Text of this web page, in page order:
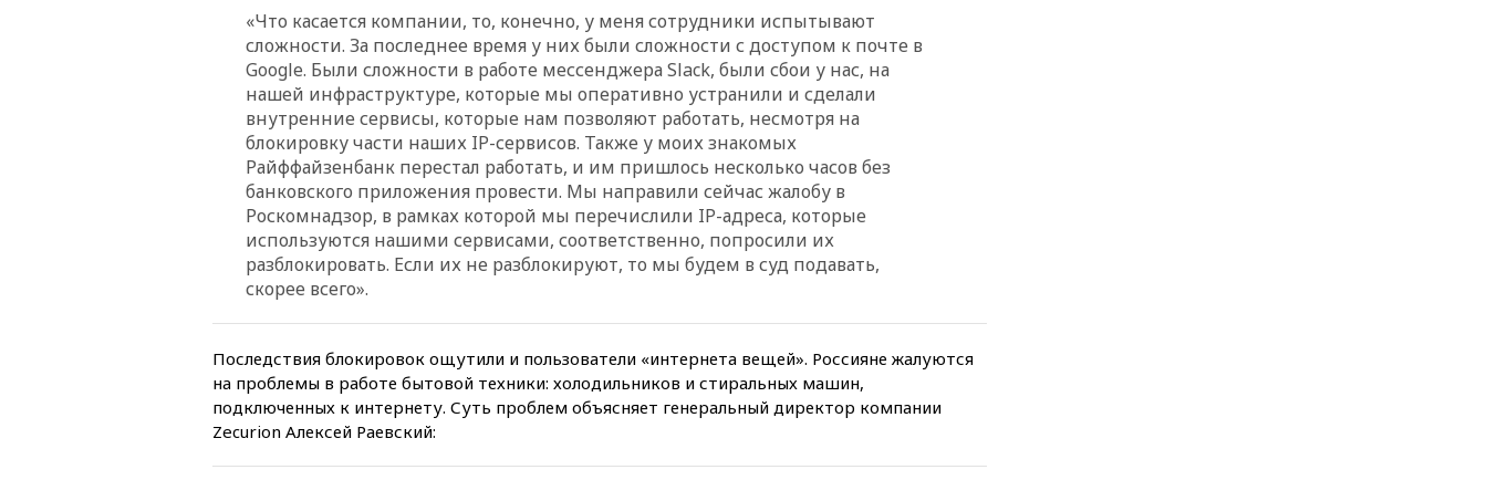
14:40 В Германии задержан
украинец за шпионаж на
оборонном предприятии
14:21 АТОР сообщила о
снижении цен на авиабилеты
14:19Масштабный сбой
произошел в рунете
14:14«Ведомости»: Озон банк
не пострадает от британских
13:58Медведев назвал
В Петербурге достроили
новый тоннель зеленой ветки
метро
Судного дня» прозвучали три
«Что касается компании, то, конечно, у меня сотрудники испытывают
сложности. За последнее время у них были сложности с доступом к почте в
Google. Были сложности в работе мессенджера Slack, были сбои у нас, на
нашей инфраструктуре, которые мы оперативно устранили и сделали
внутренние сервисы, которые нам позволяют работать, несмотря на
блокировку части наших IP-сервисов. Также у моих знакомых
Райффайзенбанк перестал работать, и им пришлось несколько часов без
банковского приложения провести. Мы направили сейчас жалобу в
Роскомнадзор, в рамках которой мы перечислили IP-адреса, которые
используются нашими сервисами, соответственно, попросили их
разблокировать. Если их не разблокируют, то мы будем в суд подавать,
скорее всего».
Последствия блокировок ощутили и пользователи «интернета вещей». Россияне жалуются
на проблемы в работе бытовой техники: холодильников и стиральных машин,
подключенных к интернету. Суть проблем объясняет генеральный директор компании
Zecurion Алексей Раевский: